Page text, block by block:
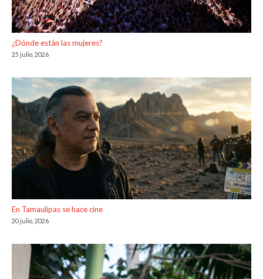
¿Dónde están las mujeres?
25 julio, 2026
En Tamaulipas se hace cine
20 julio, 2026